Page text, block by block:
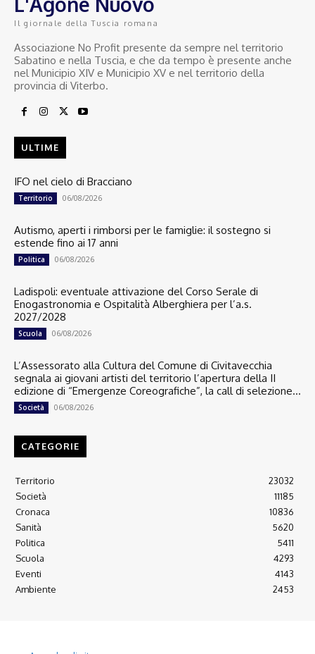
Il giornale della Tuscia romana
Associazione No Profit presente da sempre nel territorio
Sabatino e nella Tuscia, e che da tempo è presente anche
nel Municipio XIV e Municipio XV e nel territorio della
provincia di Viterbo.
ULTIME
IFO nel cielo di Bracciano
Territorio 06/08/2026
Autismo, aperti i rimborsi per le famiglie: il sostegno si
estende fino ai 17 anni
Politica 06/08/2026
Ladispoli: eventuale attivazione del Corso Serale di
Enogastronomia e Ospitalità Alberghiera per l’a.s.
2027/2028
Scuola 06/08/2026
L’Assessorato alla Cultura del Comune di Civitavecchia
segnala ai giovani artisti del territorio l’apertura della II
edizione di “Emergenze Coreografiche”, la call di selezione...
Società 06/08/2026
CATEGORIE
Territorio
23032
Società
11185
Cronaca
10836
Sanità
5620
Politica
5411
Scuola
4293
Eventi
4143
Ambiente
2453